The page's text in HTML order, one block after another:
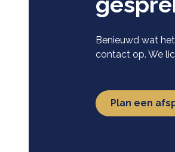
Benieuwd wat
contact op. We
Plan een